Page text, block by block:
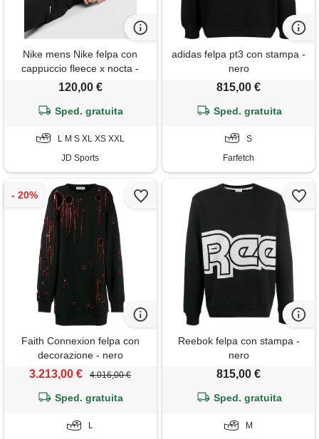
Nike mens Nike felpa con
cappuccio fleece x nocta -
nero, nero
120,00 €
Sped. gratuita
L M S XL XS XXL
JD Sports
adidas felpa pt3 con stampa -
nero
815,00 €
Sped. gratuita
S
Farfetch
Faith Connexion felpa con
decorazione - nero
3.213,00 € 4.016,00 €
Sped. gratuita
L
Reebok felpa con stampa -
nero
815,00 €
Sped. gratuita
M